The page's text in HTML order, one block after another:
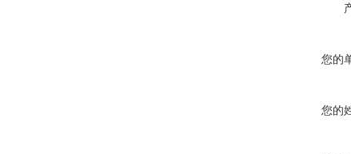
您的
您的